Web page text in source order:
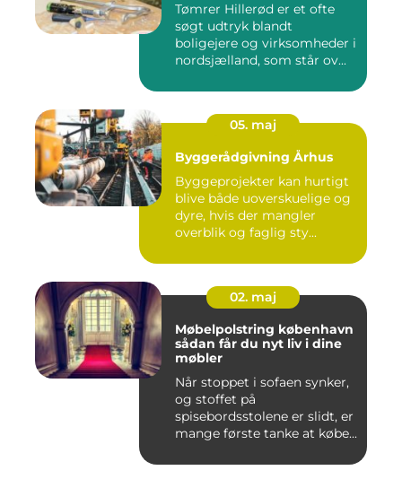
Tømrer Hillerød er et ofte
søgt udtryk blandt
boligejere og virksomheder i
nordsjælland, som står ov...
05. maj
Byggerådgivning Århus
Byggeprojekter kan hurtigt
blive både uoverskuelige og
dyre, hvis der mangler
overblik og faglig sty...
02. maj
Møbelpolstring københavn
sådan får du nyt liv i dine
møbler
Når stoppet i sofaen synker,
og stoffet på
spisebordsstolene er slidt, er
mange første tanke at købe...